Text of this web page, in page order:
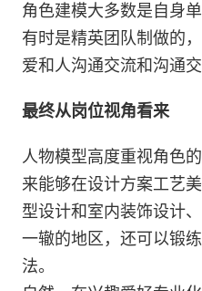
角色建模大多数是自身
有时是精英团队制做的
爱和人沟通交流和沟通
最终从岗位视角看来
人物模型高度重视角色
来能够在设计方案工艺
型设计和室内装饰设计
一辙的地区，还可以锻
法。